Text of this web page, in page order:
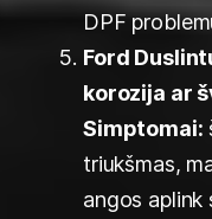
DPF
Ford
korozija ar
Simptomai:
triukšmas,
angos aplink